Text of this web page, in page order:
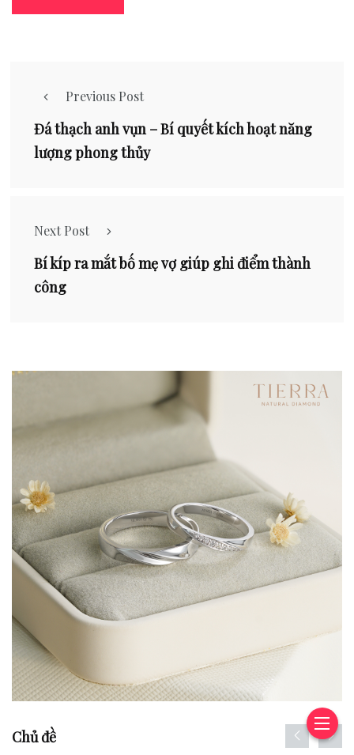
Previous Post
Đá thạch anh vụn – Bí quyết kích hoạt năng
lượng phong thủy
Next Post
Bí kíp ra mắt bố mẹ vợ giúp ghi điểm thành
công
Chủ đề